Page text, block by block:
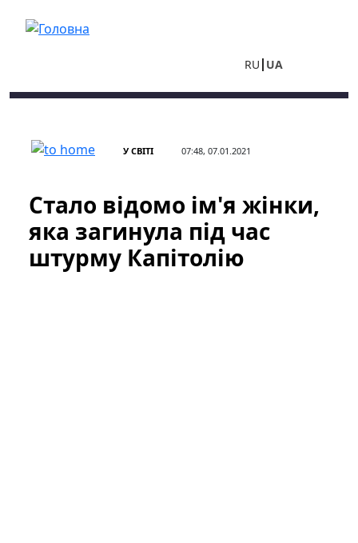
RU UA
У СВІТІ 07:48, 07.01.2021
Стало відомо ім'я жінки,
яка загинула під час
штурму Капітолію